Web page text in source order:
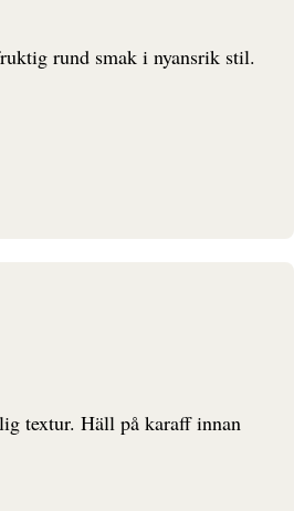
rund smak i nyansrik stil.
textur. Häll på karaff innan